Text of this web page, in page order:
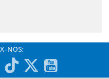
NOS: